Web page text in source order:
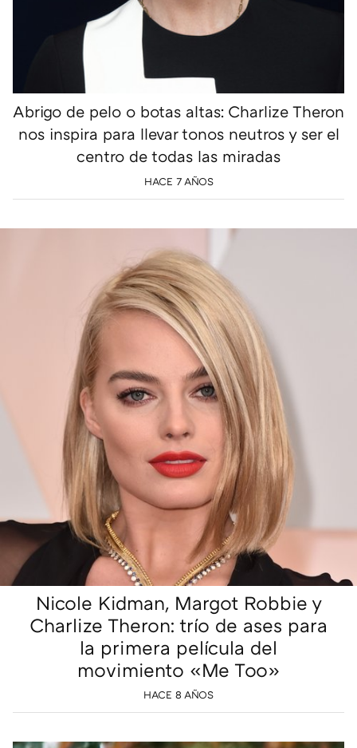
Abrigo de pelo o botas altas: Charlize Theron
nos inspira para llevar tonos neutros y ser el
centro de todas las miradas
HACE 7 AÑOS
Nicole Kidman, Margot Robbie y
Charlize Theron: trío de ases para
la primera película del
movimiento «Me Too»
HACE 8 AÑOS